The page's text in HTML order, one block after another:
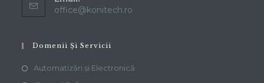
Poți să ne contactezi la:
Padina nr. 5
Phone: